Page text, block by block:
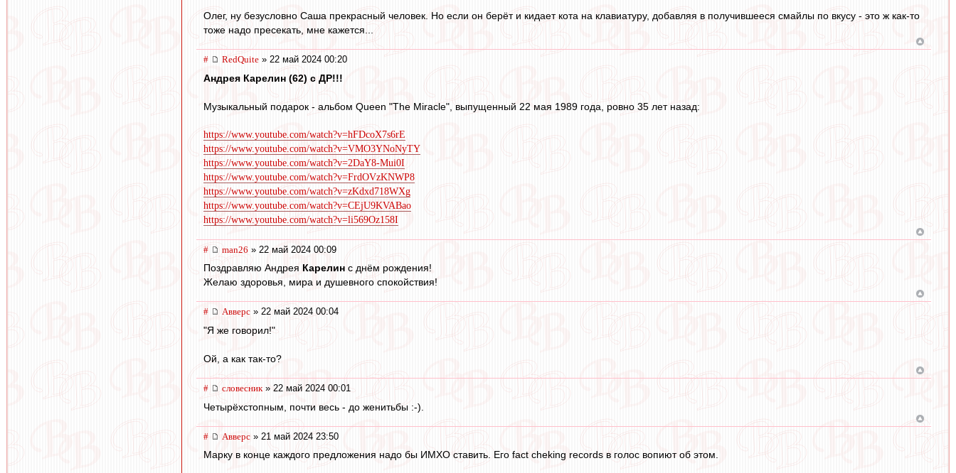
Олег, ну безусловно Саша прекрасный человек. Но если он берёт и кидает кота на клавиатуру, добавляя в получившееся смайлы по вкусу - это ж как-то
тоже надо пресекать, мне кажется...
# RedQuite » 22 май 2024 00:20
Андрея Карелин (62) с ДР!!!
Музыкальный подарок - альбом Queen "The Miracle", выпущенный 22 мая 1989 года, ровно 35 лет назад:
https://www.youtube.com/watch?v=hFDcoX7s6rE
https://www.youtube.com/watch?v=VMO3YNoNyTY
https://www.youtube.com/watch?v=2DaY8-Mui0I
https://www.youtube.com/watch?v=FrdOVzKNWP8
https://www.youtube.com/watch?v=zKdxd718WXg
https://www.youtube.com/watch?v=CEjU9KVABao
https://www.youtube.com/watch?v=li569Oz158I
# man26 » 22 май 2024 00:09
Поздравляю Андрея Карелин с днём рождения!
Желаю здоровья, мира и душевного спокойствия!
# Авверс » 22 май 2024 00:04
"Я же говорил!"
Ой, а как так-то?
# словесник » 22 май 2024 00:01
Четырёхстопным, почти весь - до женитьбы :-).
# Авверс » 21 май 2024 23:50
Марку в конце каждого предложения надо бы ИМХО ставить. Его fact cheking records в голос вопиют об этом.